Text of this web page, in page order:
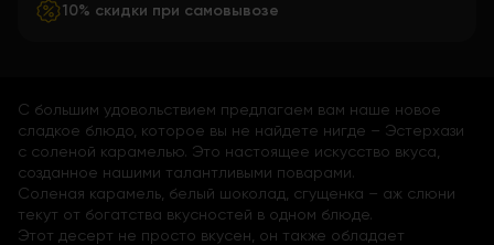
10% скидки при самовывозе
С большим удовольствием предлагаем вам наше новое
сладкое блюдо, которое вы не найдете нигде – Эстерхази
с соленой карамелью. Это настоящее искусство вкуса,
созданное нашими талантливыми поварами.
Соленая карамель, белый шоколад, сгущенка – аж слюни
текут от богатства вкусностей в одном блюде.
Этот десерт не просто вкусен, он также обладает